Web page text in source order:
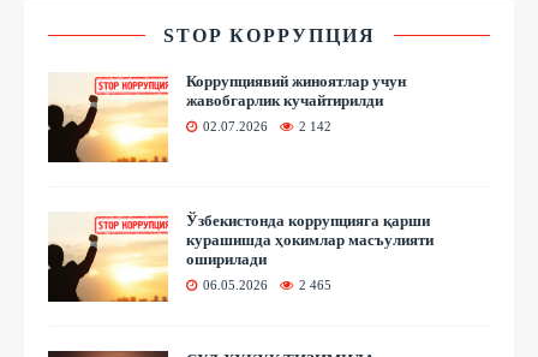
STOP КОРРУПЦИЯ
Коррупциявий жиноятлар учун
жавобгарлик кучайтирилди
02.07.2026 2 142
Ўзбекистонда коррупцияга қарши
курашишда ҳокимлар масъулияти
оширилади
06.05.2026 2 465